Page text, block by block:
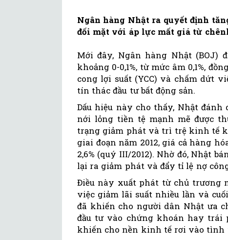
Ngân hàng Nhật ra quyết định
đối mặt với áp lực mất giá từ
Mới đây, Ngân hàng Nhật (BOJ)
khoảng 0-0,1%, từ mức âm 0,1%,
cong lợi suất (YCC) và chấm dứt
tín thác đầu tư bất động sản.
Dấu hiệu này cho thấy, Nhật
nới lỏng tiền tệ mạnh mẽ được
trạng giảm phát và trì trệ kinh tế
giai đoạn năm 2012, giá cả hàng
2,6% (quý III/2012). Nhờ đó, Nhật
lại ra giảm phát và đẩy tỉ lệ nợ
Điều này xuất phát từ chủ trương
việc giảm lãi suất nhiều lần và
đã khiến cho người dân Nhật ưa
đầu tư vào chứng khoán hay trái
khiến cho nền kinh tế rơi vào tình